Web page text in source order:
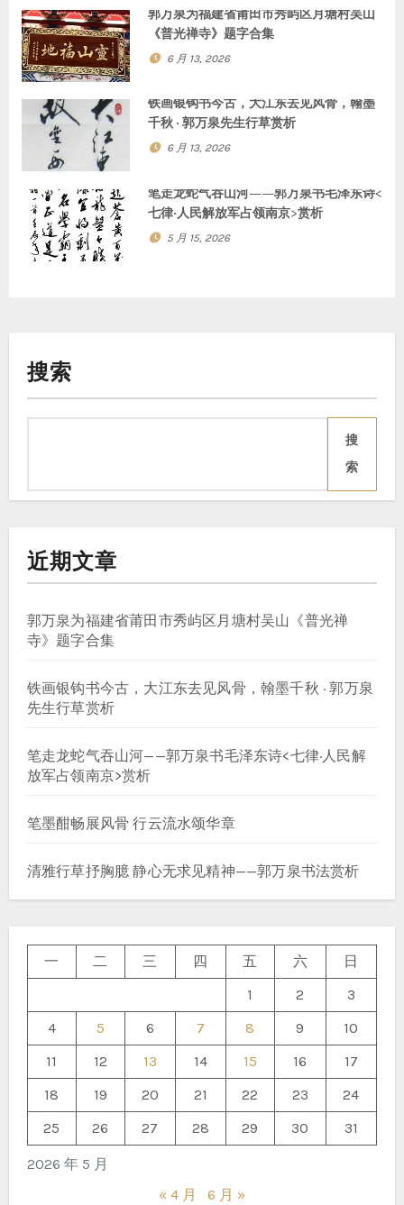
郭万泉为福建省莆田市秀屿区月塘村吴山
《普光禅寺》题字合集
6 月 13, 2026
铁画银钩书今古，大江东去见风骨，翰墨
千秋 · 郭万泉先生行草赏析
6 月 13, 2026
笔走龙蛇气吞山河——郭万泉书毛泽东诗<
七律·人民解放军占领南京>赏析
5 月 15, 2026
搜索
搜
索
近期文章
郭万泉为福建省莆田市秀屿区月塘村吴山《普光禅
寺》题字合集
铁画银钩书今古，大江东去见风骨，翰墨千秋 · 郭万泉
先生行草赏析
笔走龙蛇气吞山河——郭万泉书毛泽东诗<七律·人民解
放军占领南京>赏析
笔墨酣畅展风骨 行云流水颂华章
清雅行草抒胸臆 静心无求见精神——郭万泉书法赏析
2026 年 5 月
一 二 三 四 五 六
日
1
2
3
4
5 6 7 8 9
10
11
12 13 14 15 16
17
18
19 20 21 22 23
24
25
26 27 28 29 30 31
« 4 月 6 月 »